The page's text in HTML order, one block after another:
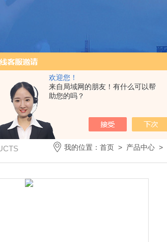
欢迎您！
来自局域网的朋友！有什么可以帮
助您的吗？
我的位置： 首页 > 产品中心 >